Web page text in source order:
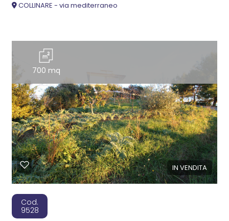
COLLINARE - via mediterraneo
700 mq
IN VENDITA
Cod.
9528